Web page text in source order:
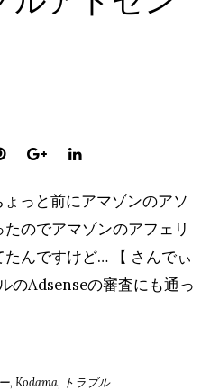
っと前にアマゾンのアソ
のでアマゾンのアフェリ
んですけど… 【 さんでぃ
のAdsenseの審査にも通っ
, Kodama, トラブル